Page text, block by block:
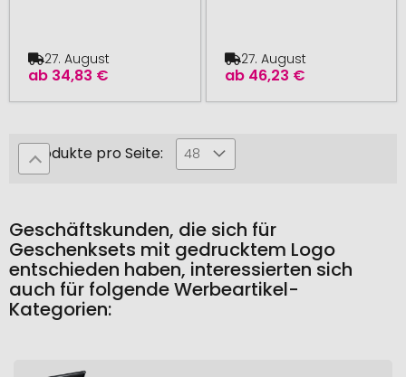
ab 34,83 €
27. August
ab 46,23 €
27. August
Produkte pro Seite: 48
Geschäftskunden, die sich für
Geschenksets mit gedrucktem Logo
entschieden haben, interessierten sich
auch für folgende Werbeartikel-
Kategorien: